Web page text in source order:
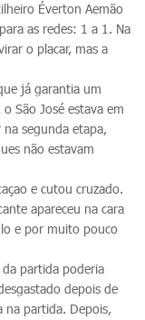
Éverton Aemão
as redes: 1 a 1. Na
o placar, mas a
já garantia um
São José estava em
segunda etapa,
não estavam
e cutou cruzado.
apareceu na cara
e por muito pouco
partida poderia
depois de
na partida. Depois,